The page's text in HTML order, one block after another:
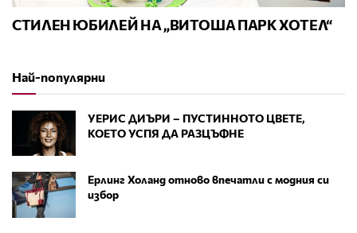
СТИЛЕН ЮБИЛЕЙ НА „ВИТОША ПАРК ХОТЕЛ“
Най-популярни
УЕРИС ДИЪРИ – ПУСТИННОТО ЦВЕТЕ,
КОЕТО УСПЯ ДА РАЗЦЪФНЕ
Ерлинг Холанд отново впечатли с модния си
избор